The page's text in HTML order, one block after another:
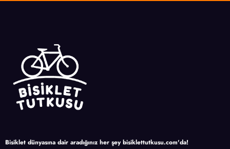
Bisiklet dünyasına dair aradığınız her şey bisiklettutkusu.com'da!